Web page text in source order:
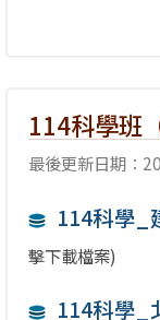
114科學班
最後更新日期：
114科學_
擊下載檔案)
114科學_